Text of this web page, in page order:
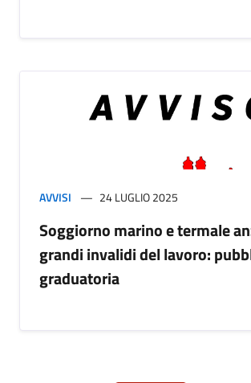
AVVISI 24 LUGLIO 2025
Soggiorno marino e termale
grandi invalidi del lavoro:
graduatoria